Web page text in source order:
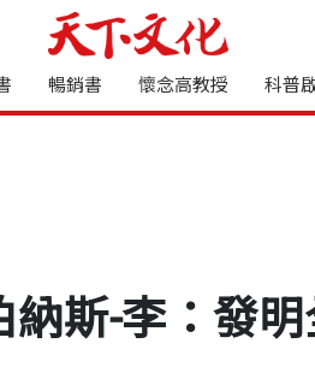
暢銷書 懷念高教授 科普
納斯-李：發